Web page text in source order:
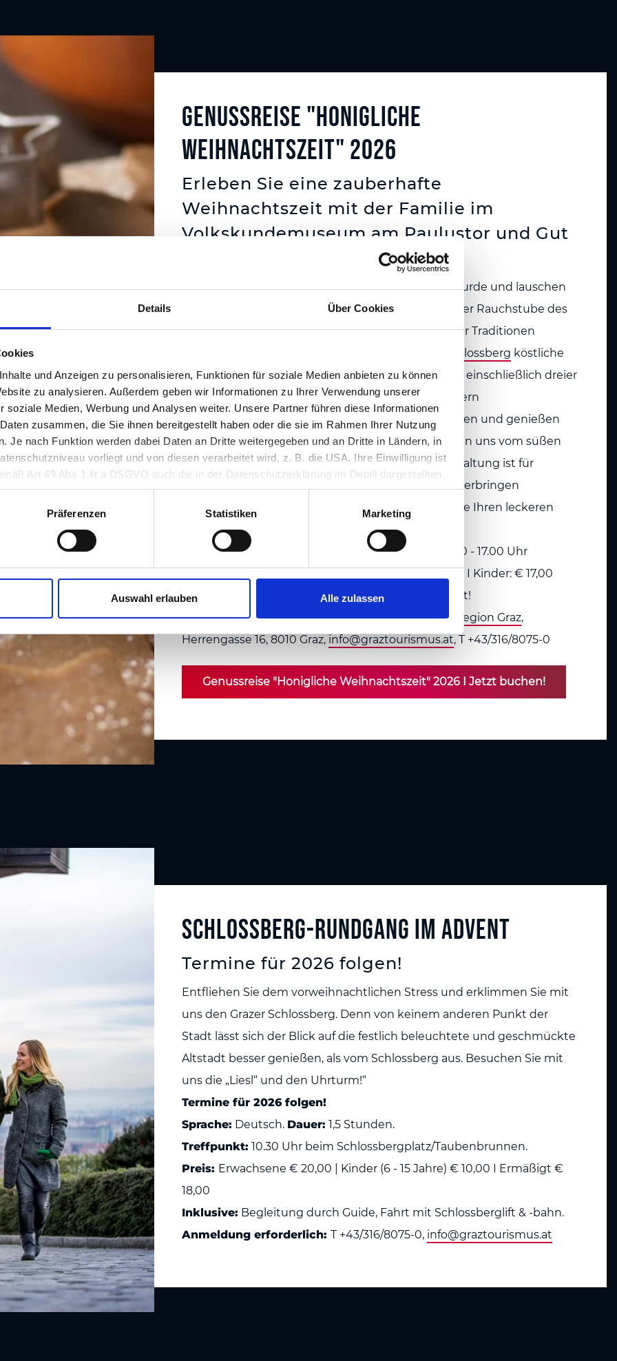
Details Über Cookies
und Anzeigen zu personalisieren, Funktionen für soziale Medien anbieten zu können
zu analysieren. Außerdem geben wir Informationen zu Ihrer Verwendung unserer
soziale Medien, Werbung und Analysen weiter. Unsere Partner führen diese Informationen
zusammen, die Sie ihnen bereitgestellt haben oder die sie im Rahmen Ihrer Nutzung
Je nach Funktion werden dabei Daten an Dritte weitergegeben und an Dritte in Ländern, in
vorliegt und von diesen verarbeitet wird, z. B. die USA. Ihre Einwilligung ist
Art 49 Abs 1 lit a DSGVO auch die in der Datenschutzerklärung im Detail dargestellten
in unsicheren Drittstaaten, wie insbesondere den USA. Ihre Einwilligung ist für die Nutzung
und kann jederzeit auf unserer Seite abgelehnt oder widerrufen werden.
Präferenzen Statistiken Marketing
Auswahl erlauben Alle zulassen
Genussreise "Honigliche
Weihnachtszeit" 2026
Erleben Sie eine zauberhafte
Weihnachtszeit mit der Familie im
Volkskundemuseum am Paulustor und Gut
Entdecken Sie, wie früher Weihnachten gefeiert wurde und lauschen
Sie spannende Geschichten über alte Bräuche in der Rauchstube des
Museums. Hier werden Sie nicht nur in die Welt der Traditionen
Gut Schlossberg köstliche
regionale Spezialitäten der Adventszeit probieren – einschließlich dreier
köstlicher Honigsorten, die Ihren Gaumen verzaubern
werden! Gemeinsam backen wir leckeren Lebkuchen und genießen
eine besinnliche Adventszeit ohne Stress und lassen uns vom süßen
Duft der Weihnachtszeit verzaubern. Diese Veranstaltung ist für
Familien, die eine wertvolle Zeit mit Ihren Kleinen verbringen
wollen. Vergessen Sie Ihre Keksdose nicht, damit Sie Ihren leckeren
Lebkuchen mitnehmen können.
Termine:Samstag, 28.11., 05.12., 12.12., 19.12.2026, 14.30 - 17.00 Uhr
Erwachsene: € 32,00 I Kinder: € 17,00
Um Anmeldung wird gebeten, Plätze sind begrenzt!
Buchung & Information: Tourismus Information Region Graz,
Herrengasse 16, 8010 Graz, info@graztourismus.at, T +43/316/8075-0
Genussreise "Honigliche Weihnachtszeit" 2026 I Jetzt buchen!
Schlossberg-Rundgang im Advent
Termine für 2026 folgen!
Entfliehen Sie dem vorweihnachtlichen Stress und erklimmen Sie mit
uns den Grazer Schlossberg. Denn von keinem anderen Punkt der
Stadt lässt sich der Blick auf die festlich beleuchtete und geschmückte
Altstadt besser genießen, als vom Schlossberg aus. Besuchen Sie mit
uns die „Liesl“ und den Uhrturm!“
Termine für 2026 folgen!
Sprache: Deutsch. Dauer: 1,5 Stunden.
Treffpunkt: 10.30 Uhr beim Schlossbergplatz/Taubenbrunnen.
Preis: Erwachsene € 20,00 | Kinder (6 - 15 Jahre) € 10,00 I Ermäßigt €
18,00
Inklusive: Begleitung durch Guide, Fahrt mit Schlossberglift & -bahn.
Anmeldung erforderlich: T +43/316/8075-0, info@graztourismus.at